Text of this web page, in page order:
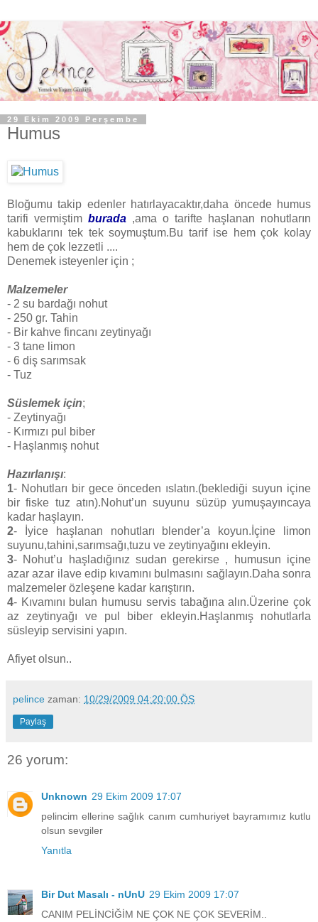
29 Ekim 2009 Perşembe
Humus
Bloğumu takip edenler hatırlayacaktır,daha öncede humus
tarifi vermiştim burada ,ama o tarifte haşlanan nohutların
kabuklarını tek tek soymuştum.Bu tarif ise hem çok kolay
hem de çok lezzetli ....
Denemek isteyenler için ;
Malzemeler
- 2 su bardağı nohut
- 250 gr. Tahin
- Bir kahve fincanı zeytinyağı
- 3 tane limon
- 6 diş sarımsak
- Tuz
Süslemek için;
- Zeytinyağı
- Kırmızı pul biber
- Haşlanmış nohut
Hazırlanışı:
1- Nohutları bir gece önceden ıslatın.(beklediği suyun içine
bir fiske tuz atın).Nohut’un suyunu süzüp yumuşayıncaya
kadar haşlayın.
2- İyice haşlanan nohutları blender’a koyun.İçine limon
suyunu,tahini,sarımsağı,tuzu ve zeytinyağını ekleyin.
3- Nohut’u haşladığınız sudan gerekirse , humusun içine
azar azar ilave edip kıvamını bulmasını sağlayın.Daha sonra
malzemeler özleşene kadar karıştırın.
4- Kıvamını bulan humusu servis tabağına alın.Üzerine çok
az zeytinyağı ve pul biber ekleyin.Haşlanmış nohutlarla
süsleyip servisini yapın.
Afiyet olsun..
pelince zaman: 10/29/2009 04:20:00 ÖS
Paylaş
26 yorum:
Unknown 29 Ekim 2009 17:07
pelincim ellerine sağlık canım cumhuriyet bayramımız kutlu
olsun sevgiler
Yanıtla
Bir Dut Masalı - nUnU 29 Ekim 2009 17:07
CANIM PELİNCİĞİM NE ÇOK NE ÇOK SEVERİM..